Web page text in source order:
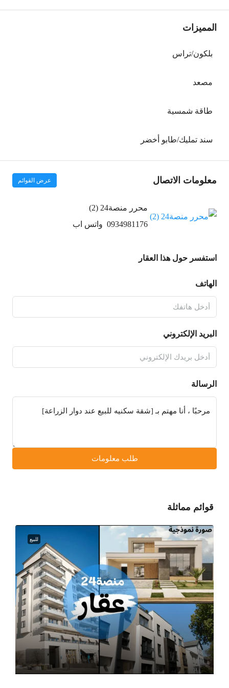
المميزات
بلكون/تراس
مصعد
طاقة شمسية
سند تمليك/طابو أخضر
معلومات الاتصال عرض القوائم
محرر منصة24 (2)
0934981176 واتس اب
استفسر حول هذا العقار
الهاتف
البريد الإلكتروني
الرسالة
طلب معلومات
قوائم مماثلة
للبيع